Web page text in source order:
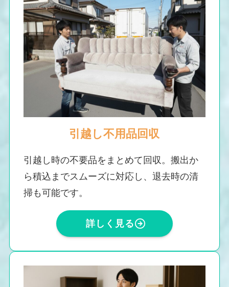
引越し不用品回収
引越し時の不要品をまとめて回収。搬出か
ら積込までスムーズに対応し、退去時の清
掃も可能です。
詳しく見る